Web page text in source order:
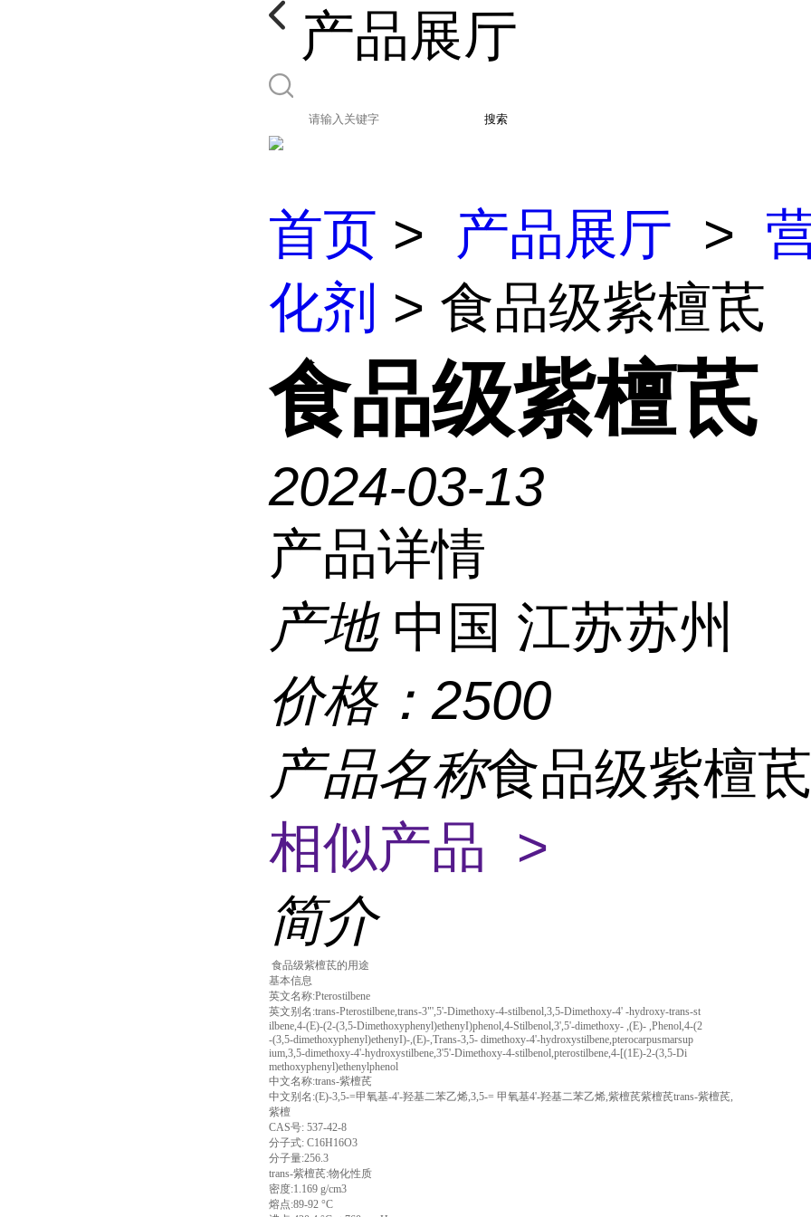
产品展厅
搜索
首页 > 产品展厅 >
化剂 > 食品级紫檀茋
食品级紫檀茋
2024-03-13
产品详情
产地 中国 江苏苏州
价格： 2500
产品名称食品级紫檀
相似产品 >
简介
食品级紫檀茋的用途
基本信息
英文名称:Pterostilbene
英文别名:trans-Pterostilbene,trans-3"',5'-Dimethoxy-4-stilbenol,3,5-Dimethoxy-4' -hydroxy-trans-st
ilbene,4-(E)-(2-(3,5-Dimethoxyphenyl)ethenyI)phenol,4-Stilbenol,3',5'-dimethoxy- ,(E)- ,Phenol,4-(2
-(3,5-dimethoxyphenyl)ethenyI)-,(E)-,Trans-3,5- dimethoxy-4'-hydroxystilbene,pterocarpusmarsup
ium,3,5-dimethoxy-4'-hydroxystilbene,3'5'-Dimethoxy-4-stilbenol,pterostilbene,4-[(1E)-2-(3,5-Di
methoxyphenyl)ethenylphenol
中文名称:trans-紫檀芪
中文别名:(E)-3,5-=甲氧基-4'-羟基二苯乙烯,3,5-= 甲氧基4'-羟基二苯乙烯,紫檀芪紫檀芪trans-紫檀芪,
紫檀
CAS号: 537-42-8
分子式: C16H16O3
分子量:256.3
trans-紫檀芪:物化性质
密度:1.169 g/cm3
熔点:89-92 °C